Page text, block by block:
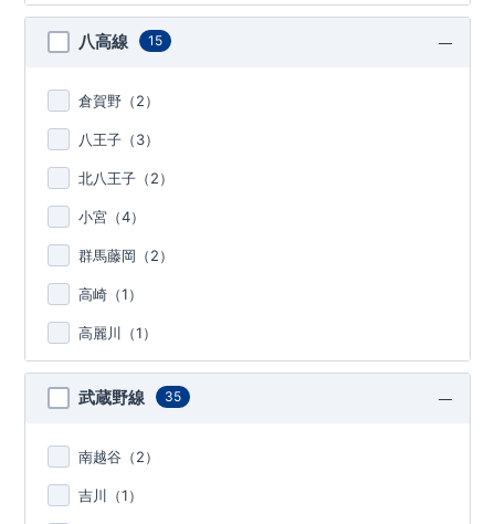
八高線 15
倉賀野（2）
八王子（3）
北八王子（2）
小宮（4）
群馬藤岡（2）
高崎（1）
高麗川（1）
武蔵野線 35
南越谷（2）
吉川（1）